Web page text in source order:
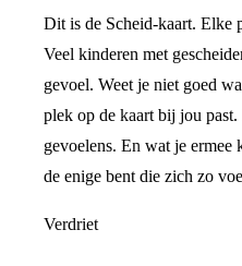
Dit is de Scheid-kaart. Elke
Veel kinderen met
gevoel. Weet je niet goed
plek op de kaart bij jou
gevoelens. En wat je ermee
de enige bent die zich zo
Verdriet